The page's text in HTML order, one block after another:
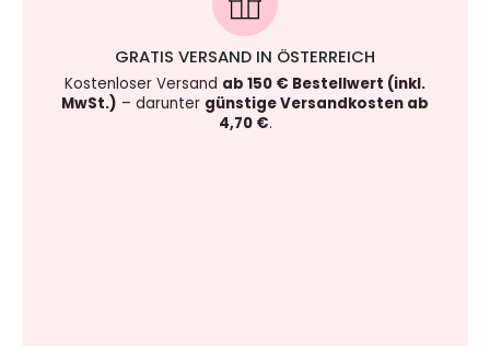
GRATIS VERSAND IN ÖSTERREICH
Kostenloser Versand ab 150 € Bestellwert (inkl.
MwSt.) – darunter günstige Versandkosten ab
4,70 €.